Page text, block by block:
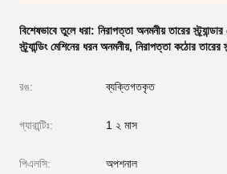
বিশেষভাবে তুলে ধরা: নিরাপত্তা অনমনীয় তারের স্ট্র্যান্ডার
স্ট্র্যান্ডিং মেশিনের ধরন অনমনীয়, নিরাপত্তা কঠোর তারের
রঙ: ব্যক্তিগতকৃত
গ্যারান্টিঃ: 1 ২ মাস
পিএলসি: অপশনাল